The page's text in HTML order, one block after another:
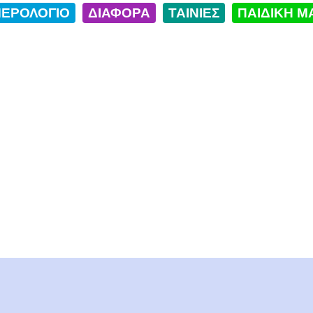
ΔΙΑΦΟΡΑ ΤΑΙΝΙΕΣ ΠΑΙΔΙΚΗ